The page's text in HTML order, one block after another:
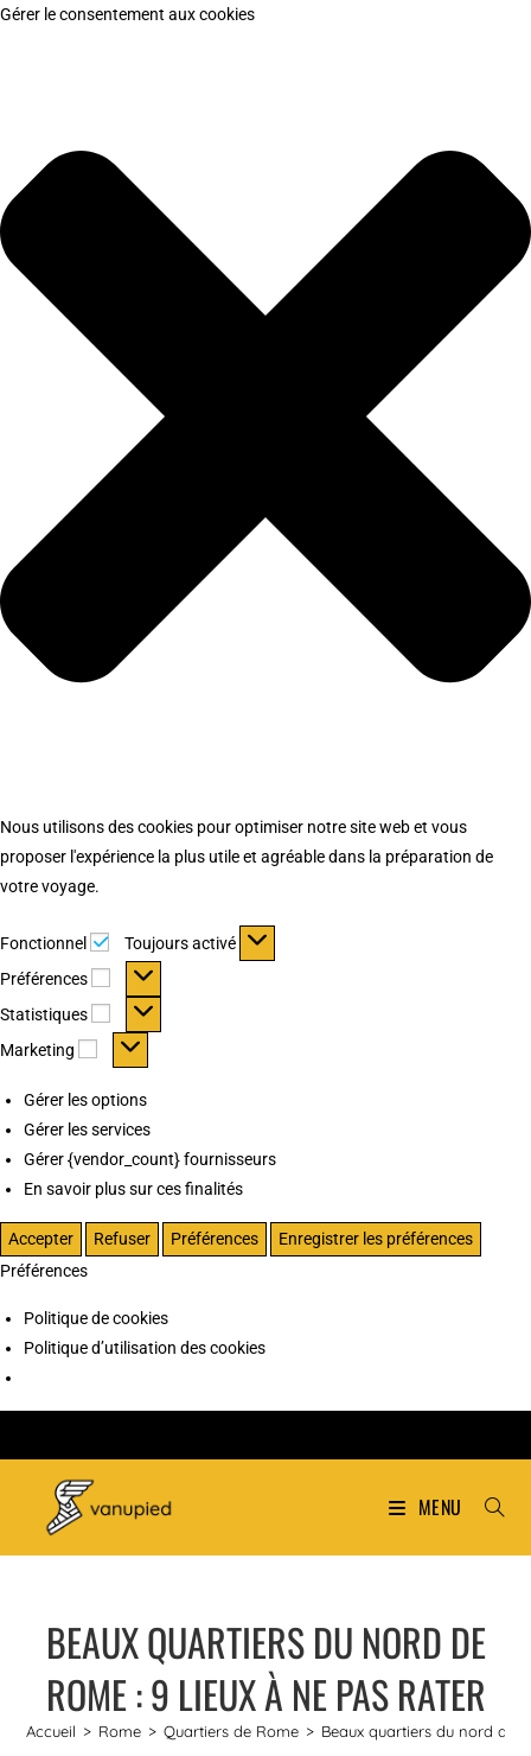
Gérer le consentement aux cookies
Nous utilisons des cookies pour optimiser notre site web et vous
proposer l'expérience la plus utile et agréable dans la préparation de
votre voyage.
Fonctionnel Fonctionnel
Toujours activé
Préférences
Préférences
Statistiques Statistiques
Marketing Marketing
Gérer les options
Gérer les services
Gérer {vendor_count} fournisseurs
En savoir plus sur ces finalités
Accepter Refuser Préférences
Enregistrer les préférences
Préférences
Politique de cookies
Politique d’utilisation des cookies
MENU
BEAUX QUARTIERS DU NORD DE
ROME : 9 LIEUX À NE PAS RATER
Accueil > Rome > Quartiers de Rome > Beaux quartiers du nord de